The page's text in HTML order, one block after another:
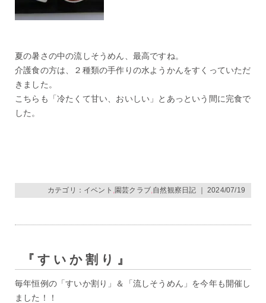
夏の暑さの中の流しそうめん、最高ですね。
介護食の方は、２種類の手作りの水ようかんをすくっていただ
きました。
こちらも「冷たくて甘い、おいしい」とあっという間に完食で
した。
カテゴリ： イベント 園芸クラブ, 自然観察日記 ｜ 2024/07/19
『すいか割り』
毎年恒例の「すいか割り」＆「流しそうめん」を今年も開催し
ました！！